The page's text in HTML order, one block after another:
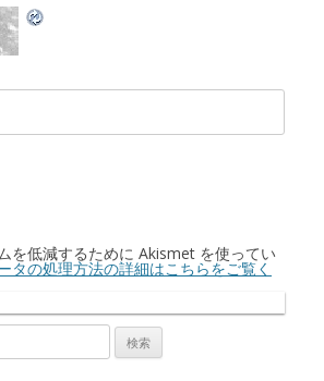
を低減するために Akismet を使ってい
タの処理方法の詳細はこちらをご覧く